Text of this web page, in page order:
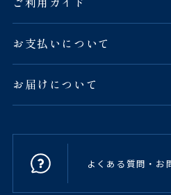
お支払いについて
お届けについて
よくある質問・お